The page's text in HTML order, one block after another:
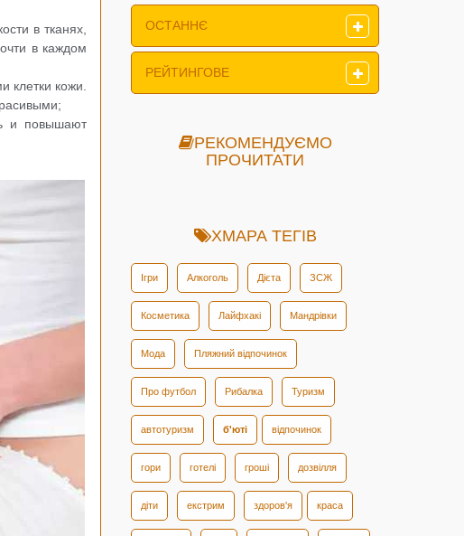
в тканях,
в каждом
клетки кожи.
и повышают
ОСТАННЄ
РЕЙТИНГОВЕ
РЕКОМЕНДУЄМО
ПРОЧИТАТИ
ХМАРА ТЕГІВ
Ігри Алкоголь Дієта ЗСЖ
Косметика Лайфхакі Мандрівки
Мода Пляжний відпочинок
Про футбол Рибалка Туризм
автотуризм б'юті відпочинок
гори готелі гроші дозвілля
діти екстрим здоров'я краса